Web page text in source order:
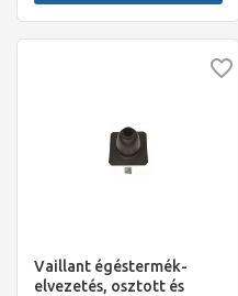
Vaillant égéstermék-
elvezetés, osztott és